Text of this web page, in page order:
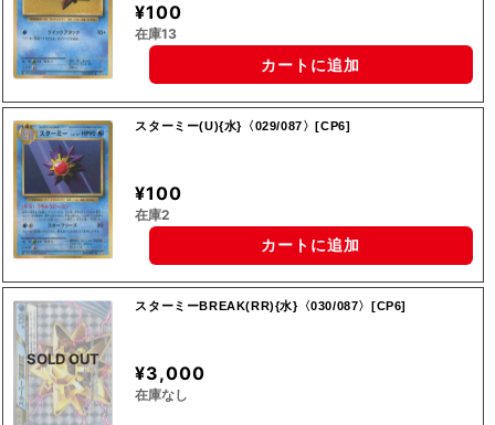
¥100
在庫13
カートに追加
スターミー(U){水}〈029/087〉[CP6]
¥100
在庫2
カートに追加
SOLD OUT
スターミーBREAK(RR){水}〈030/087〉[CP6]
¥3,000
在庫なし